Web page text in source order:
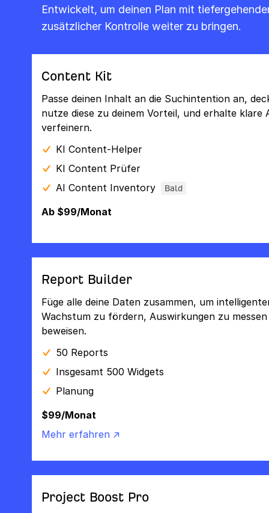
Entwickelt, um deinen Plan mit
zusätzlicher Kontrolle weiter zu bringen.
Content Kit
Passe deinen Inhalt an die Suchintention an,
nutze diese zu deinem Vorteil, und erhalte klare
verfeinern.
KI Content-Helper
KI Content Prüfer
AI Content Inventory
Bald
Ab $99/Monat
Report Builder
Füge alle deine Daten zusammen, um
Wachstum zu fördern, Auswirkungen zu
beweisen.
50 Reports
Insgesamt 500 Widgets
Planung
$99/Monat
Mehr erfahren ↗
Project Boost Pro